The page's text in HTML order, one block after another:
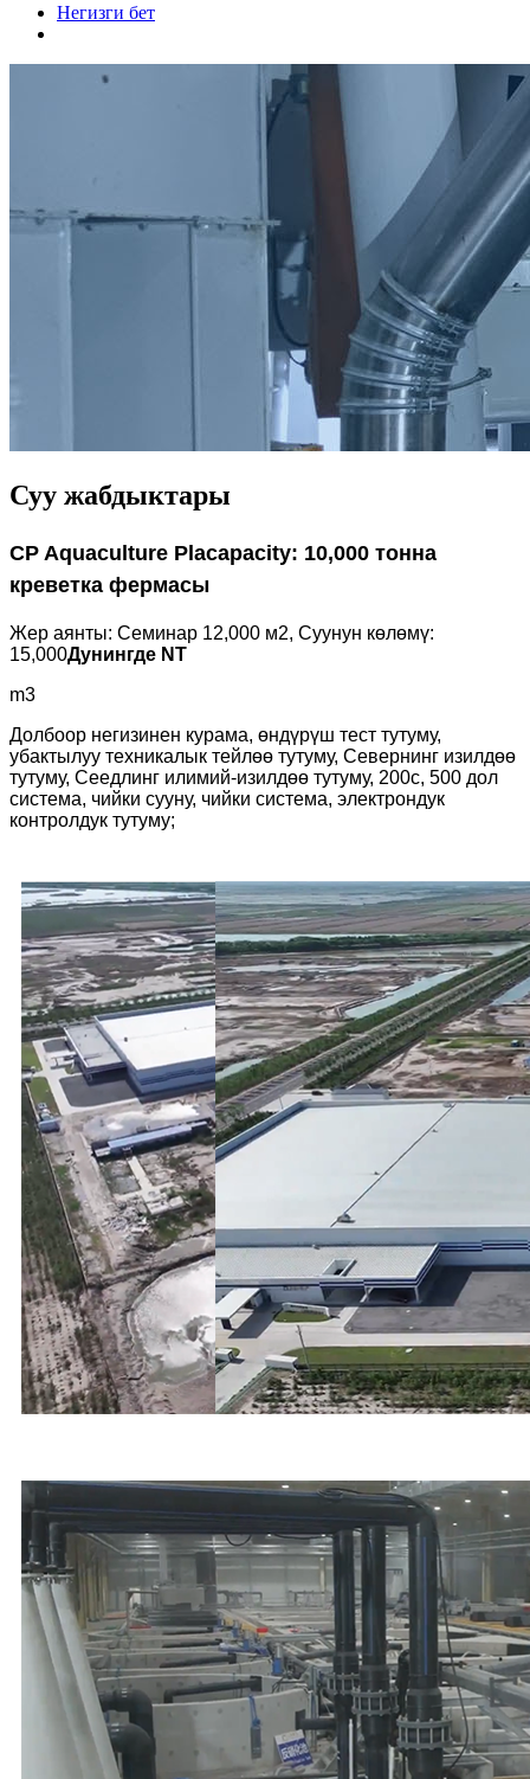
Негизги бет
Суу жабдыктары
CP Aquaculture Placapacity: 10,000 тонна
креветка фермасы
Жер аянты: Семинар 12,000 м2, Суунун көлөмү:
15,000Дунингде NT
m3
Долбоор негизинен курама, өндүрүш тест тутуму,
убактылуу техникалык тейлөө тутуму, Севернинг изилдөө
тутуму, Сеедлинг илимий-изилдөө тутуму, 200с, 500 дол
система, чийки сууну, чийки система, электрондук
контролдук тутуму;